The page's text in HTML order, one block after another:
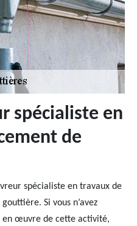
spécialiste en
de
spécialiste en travaux de
Si vous n’avez
en œuvre de cette activité,